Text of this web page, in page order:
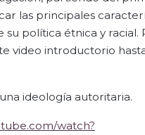
las principales
su política étnica y racial.
video introductorio
ideología autoritaria.
watch?